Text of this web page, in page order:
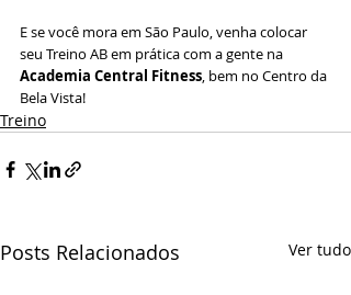
E se você mora em São Paulo, venha colocar
seu Treino AB em prática com a gente na
Academia Central Fitness, bem no Centro da
Bela Vista!
Treino
Posts Relacionados Ver tudo